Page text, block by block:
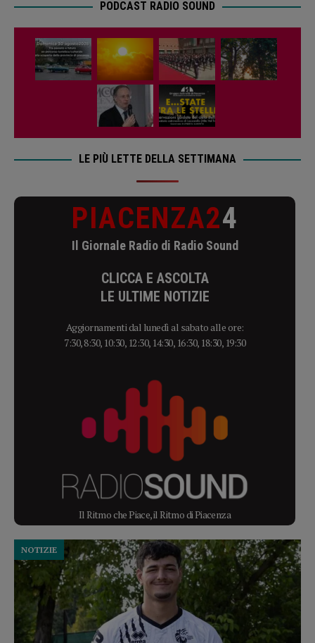
PODCAST RADIO SOUND
LE PIÙ LETTE DELLA SETTIMANA
PIACENZA24
Il Giornale Radio di Radio Sound
CLICCA E ASCOLTA
LE ULTIME NOTIZIE
Aggiornamenti dal lunedì al sabato alle ore:
7:30, 8:30, 10:30, 12:30, 14:30, 16:30, 18:30, 19:30
Il Ritmo che Piace, il Ritmo di Piacenza
NOTIZIE